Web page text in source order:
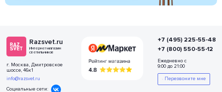
Razsvet.ru
Интернет-магазин
светильников
г. Москва, Дмитровское
шоссе, 46к1
info@razsvet.ru
Социальные сети:
+7 (495) 225-55-48
+7 (800) 550-55-12
Ежедневно с
9:00 до 21:00
Перезвоните мне